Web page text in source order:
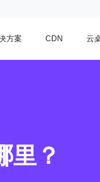
方案 CDN 云
里？